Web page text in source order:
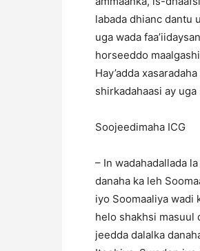
labada dhianc dantu
uga wada
horseeddo
Hay’adda
shirkadahaasi ay
Soojeedimaha ICG
– In wadahadallada
danaha ka leh
iyo Soomaaliya wadi
helo shakhsi masuul
jeedda dalalka